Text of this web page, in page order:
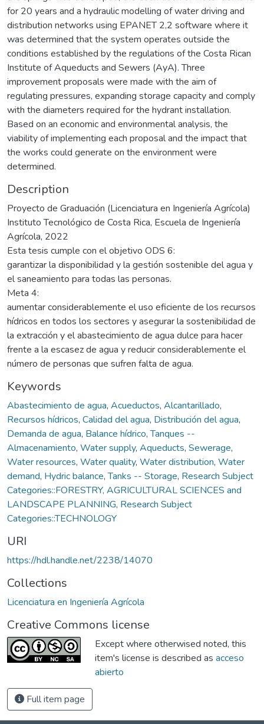
for 20 years and a hydraulic modelling of water driving and
distribution networks using EPANET 2,2 software where it
was determined that the system operates outside the
conditions established by the regulations of the Costa Rican
Institute of Aqueducts and Sewers (AyA). Three
improvement proposals were made with the aim of
regulating pressures, expanding storage capacity and comply
with the diameters required for the hydrant installation.
Based on an economic and environmental analysis, the
viability of implementing each proposal and the impact that
the works could generate on the environment were
determined.
Description
Proyecto de Graduación (Licenciatura en Ingeniería Agrícola)
Instituto Tecnológico de Costa Rica, Escuela de Ingeniería
Agrícola, 2022
Esta tesis cumple con el objetivo ODS 6:
garantizar la disponibilidad y la gestión sostenible del agua y
el saneamiento para todas las personas.
Meta 4:
aumentar considerablemente el uso eficiente de los recursos
hídricos en todos los sectores y asegurar la sostenibilidad de
la extracción y el abastecimiento de agua dulce para hacer
frente a la escasez de agua y reducir considerablemente el
número de personas que sufren falta de agua.
Keywords
Abastecimiento de agua, Acueductos, Alcantarillado,
Recursos hídricos, Calidad del agua, Distribución del agua,
Demanda de agua, Balance hídrico,Tanques --
Almacenamiento, Water supply, Aqueducts, Sewerage,
Water resources, Water quality, Water distribution, Water
demand, Hydric balance,Tanks -- Storage, Research Subject
Categories::FORESTRY, AGRICULTURAL SCIENCES and
LANDSCAPE PLANNING, Research Subject
Categories::TECHNOLOGY
URI
https://hdl.handle.net/2238/14070
Collections
Licenciatura en Ingeniería Agrícola
Creative Commons license
Except where otherwised noted, this
item's license is described as acceso
abierto
Full item page